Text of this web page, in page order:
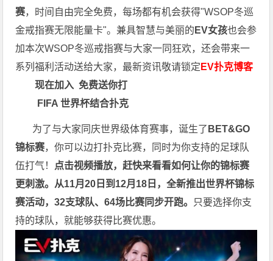
赛，时间自由完全免费，每场都有机会获得"WSOP冬巡
金戒指赛无限能量卡"。兼具智慧与美丽的 EV女孩也会参
加本次WSOP冬巡戒指赛与大家一同狂欢，还会带来一
系列福利活动送给大家，最新资讯敬请锁定 EV扑克博客
现在加入免费送你打
FIFA 世界杯结合扑克
为了与大家同庆世界级体育赛事，诞生了 BET&GO
锦标赛，你可以边打扑克比赛，同时为你支持的足球队
伍打气！ 点击视频播放，赶快来看看如何让你的锦标赛
更刺激。 从11月20日到12月18日，全新推出世界杯锦标
赛活动，32支球队、64场比赛同步开跑。 只要选择你支
持的球队，就能够获得比赛优惠。